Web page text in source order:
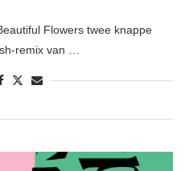
Flowers twee knappe
remix van …